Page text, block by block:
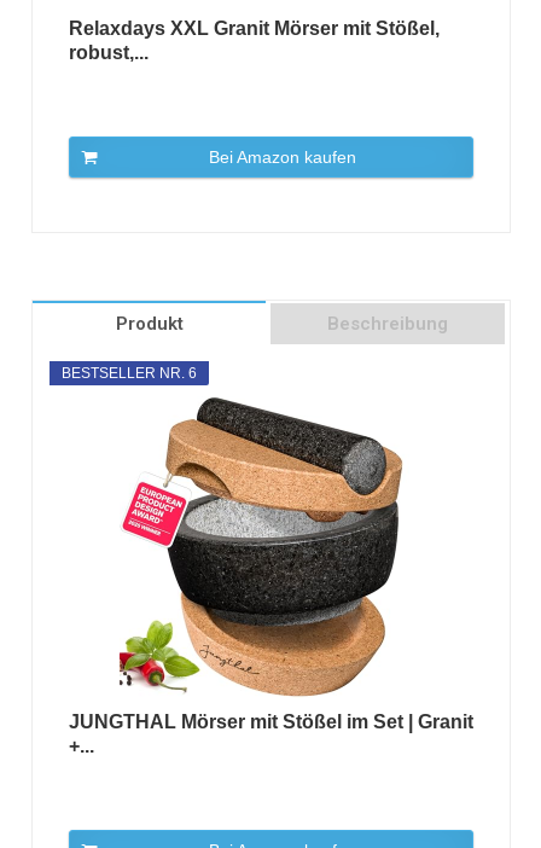
Relaxdays XXL Granit Mörser mit Stößel,
robust,...
Bei Amazon kaufen
Produkt Beschreibung
BESTSELLER NR. 6
JUNGTHAL Mörser mit Stößel im Set | Granit
+...